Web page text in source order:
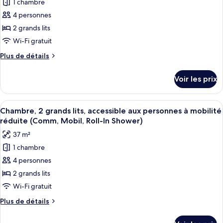
Accessible
Tub)
très
grand
lit
Mobil,
Accessible
Tub)
pour
ce
type
de
chambre :
Chambre
2
grands
lits
(Communications,
Mobility,
Access
Tub)
1 chambre
4 personnes
2 grands lits
Wi-Fi gratuit
Plus de détails
Plus
le
type
de
chambre
Standard,
2
grands
lits
(Communications,
Access
Tub)
Voir les prix
Afficher
toutes
les
photos
pour
ce
type
de
chambre :
Chambre,
Une chambre d’hôtel avec deux lits,
8
Chambre, 2 grands lits, accessible aux personnes à mobilité
réduite (Comm, Mobil, Roll-In Shower)
37 m²
1 chambre
4 personnes
2 grands lits
Wi-Fi gratuit
Plus de détails
Plus